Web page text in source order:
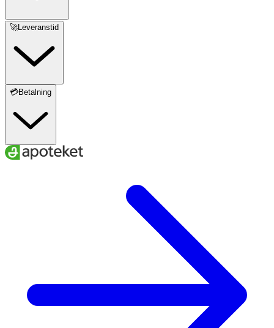
🚀Leveranstid
💳Betalning